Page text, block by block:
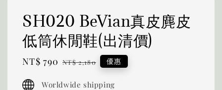
SH020 BeVian真皮麂皮
低筒休閒鞋(出清價)
Sale
NT$ 790 Regular
NT$ 2,180 優惠
Worldwide shipping